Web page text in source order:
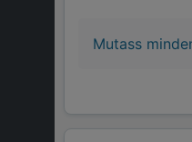
Mutass